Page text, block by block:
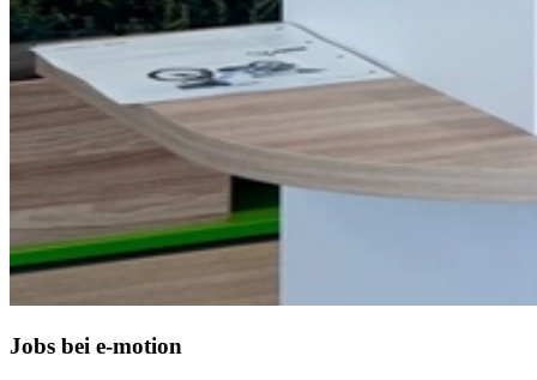
Jobs bei e-motion